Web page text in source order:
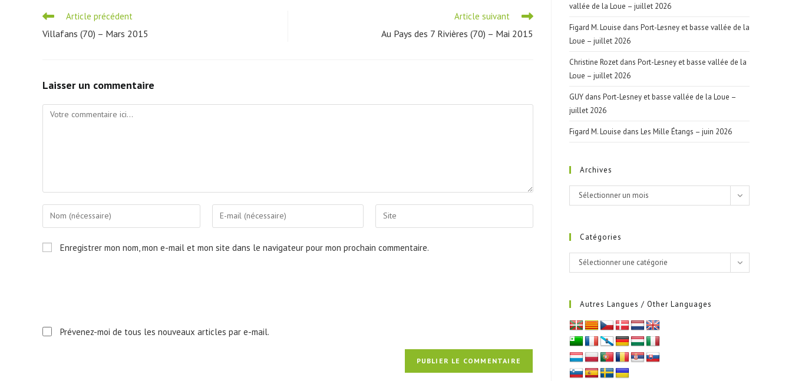
Read
articles
Article précédent
Villafans (70) – Mars 2015
Article suivant
Au Pays des 7 Rivières (70) – Mai 2015
Laisser un commentaire
Comment
Enter
your
or
Enter
your
Saisir
l’URL
Enregistrer mon nom, mon e-mail et mon site dans le navigateur pour mon prochain commentaire.
Prévenez-moi de tous les nouveaux articles par e-mail.
vallée de la Loue – juillet 2026
Figard M. Louise dans Port-Lesney et basse vallée de la
Loue – juillet 2026
Christine Rozet dans Port-Lesney et basse vallée de la
Loue – juillet 2026
GUY dans Port-Lesney et basse vallée de la Loue –
juillet 2026
Figard M. Louise dans Les Mille Étangs – juin 2026
Archives
Archives
Sélectionner un mois
Catégories
Catégories
Sélectionner une catégorie
Autres Langues / Other Languages